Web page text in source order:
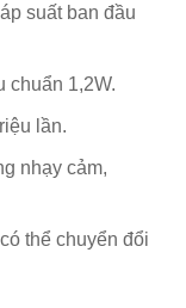
suất ban đầu
chuẩn 1,2W.
lần.
nhạy cảm,
thể chuyển đổi